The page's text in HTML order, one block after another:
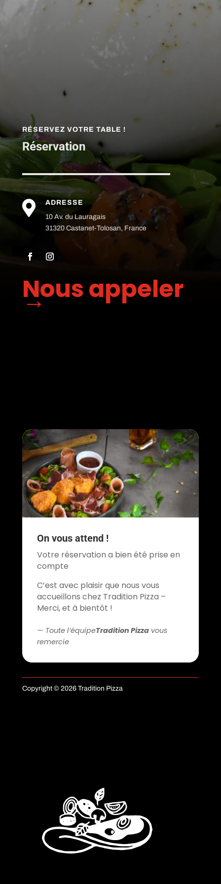
RÉSERVEZ VOTRE TABLE !
Réservation

ADRESSE
10 Av. du Lauragais
31320 Castanet-Tolosan, France
Nous appeler
→
On vous attend !
Votre réservation a bien été prise en
compte
C’est avec plaisir que nous vous
accueillons chez Tradition Pizza –
Merci, et à bientôt !
— Toute l’équipeTradition Pizzavous
remercie
Copyright © 2026 Tradition Pizza